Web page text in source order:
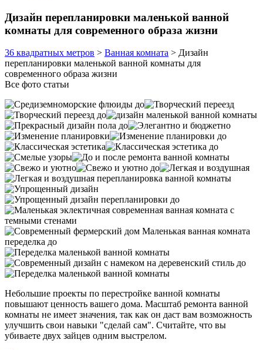
Дизайн перепланировки маленькой ванной
комнаты для современного образа жизни
36 квадратных метров > Ванная комната > Дизайн
перепланировки маленькой ванной комнаты для
современного образа жизни
Все фото статьи
Небольшие проекты по перестройке ванной комнаты
повышают ценность вашего дома. Масштаб ремонта ванной
комнаты не имеет значения, так как он даст вам возможность
улучшить свои навыки "сделай сам". Считайте, что вы
убиваете двух зайцев одним выстрелом.